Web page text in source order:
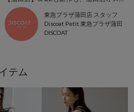
東急プラザ蒲田店 スタッフ
Discoat Petit 東急プラザ蒲田
DISCOAT